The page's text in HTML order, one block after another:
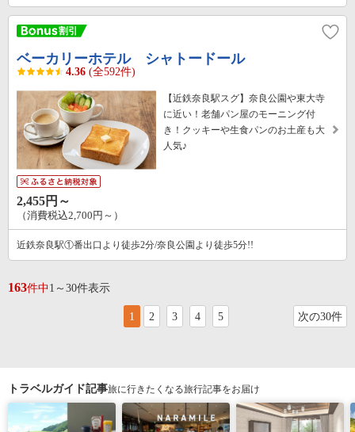
ベーカリーホテル シャトードール
4.36 (全592件)
【近鉄奈良駅スグ】奈良公園や東大寺
に近い！老舗パン屋のモーニング付
き！クッキーや生食パンのお土産も大
人気♪
2,455円～
（消費税込2,700円～）
近鉄奈良駅①番出口より徒歩2分/奈良公園より徒歩5分!!
163件中1～30件表示
1 2 3 4 5 次の30件
トラベルガイド記事旅に行きたくなる旅行記事をお届け